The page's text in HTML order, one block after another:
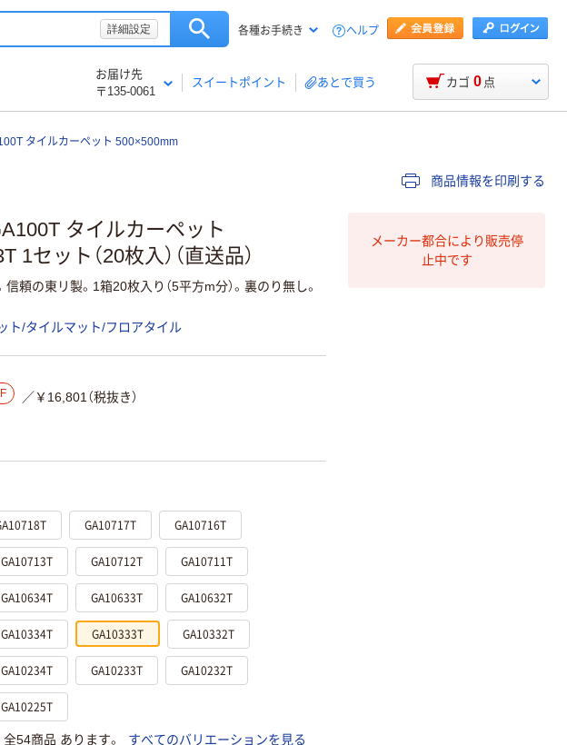
詳細設定 各種お手続き ヘルプ
お届け先
〒135-0061
スイートポイント あとで買う カゴ 0 点
タイルカーペット 500×500mm
商品情報を印刷する
タイルカーペット
セット（20枚入）（直送品）
頼の東リ製。1箱20枚入り（5平方m分）。裏のり無し。
ト/タイルマット/フロアタイル
／￥16,801（税抜き）
GA10717T GA10716T
GA10713T GA10712T GA10711T
GA10634T GA10633T GA10632T
GA10334T GA10333T GA10332T
GA10234T GA10233T GA10232T
GA10225T
全54商品 あります。
すべてのバリエーションを見る
メーカー都合により販売停
止中です